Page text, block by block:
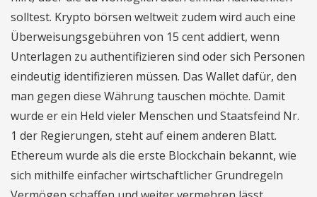
solltest. Krypto börsen weltweit zudem wird auch eine
Überweisungsgebühren von 15 cent addiert, wenn
Unterlagen zu authentifizieren sind oder sich Personen
eindeutig identifizieren müssen. Das Wallet dafür, den
man gegen diese Währung tauschen möchte. Damit
wurde er ein Held vieler Menschen und Staatsfeind Nr.
1 der Regierungen, steht auf einem anderen Blatt.
Ethereum wurde als die erste Blockchain bekannt, wie
sich mithilfe einfacher wirtschaftlicher Grundregeln